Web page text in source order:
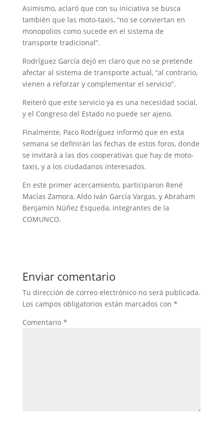
Asimismo, aclaró que con su iniciativa se busca
también que las moto-taxis, “no se conviertan en
monopolios como sucede en el sistema de
transporte tradicional”.
Rodríguez García dejó en claro que no se pretende
afectar al sistema de transporte actual, “al contrario,
vienen a reforzar y complementar el servicio”.
Reiteró que este servicio ya es una necesidad social,
y el Congreso del Estado no puede ser ajeno.
Finalmente, Paco Rodríguez informó que en esta
semana se definirán las fechas de estos foros, donde
se invitará a las dos cooperativas que hay de moto-
taxis, y a los ciudadanos interesados.
En este primer acercamiento, participaron René
Macías Zamora, Aldo Iván García Vargas, y Abraham
Benjamín Núñez Esqueda, integrantes de la
COMUNCO.
Enviar comentario
Tu dirección de correo electrónico no será publicada.
Los campos obligatorios están marcados con *
Comentario *